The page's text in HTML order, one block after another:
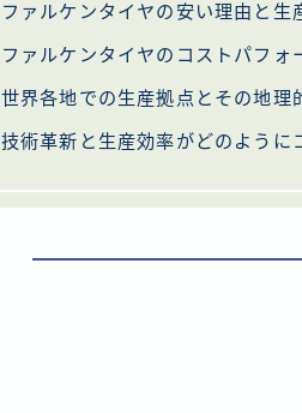
ファルケンタイヤの安い理由と生
ファルケンタイヤのコストパフォ
世界各地での生産拠点とその地理
技術革新と生産効率がどのように